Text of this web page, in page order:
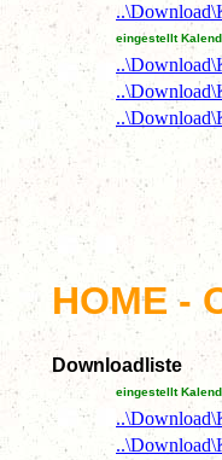
eingestellt
HOME -
Downloadliste
eingestellt